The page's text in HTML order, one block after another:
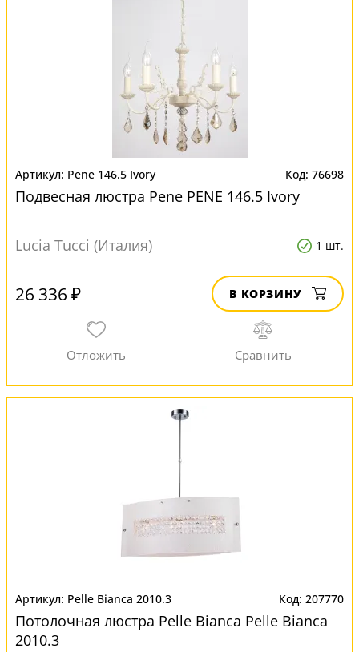
Pene 146.5 Ivory 76698
Подвесная люстра Pene PENE 146.5 Ivory
Lucia Tucci (Италия) 1 шт.
26 336 ₽ В КОРЗИНУ
Pelle Bianca 2010.3 207770
Потолочная люстра Pelle Bianca Pelle Bianca
2010.3